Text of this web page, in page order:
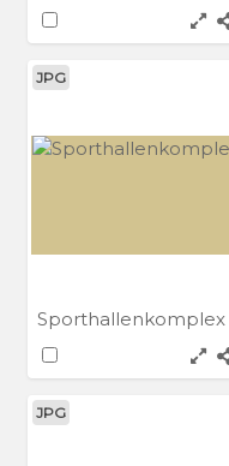
JPG
Sporthallenkomplex
JPG